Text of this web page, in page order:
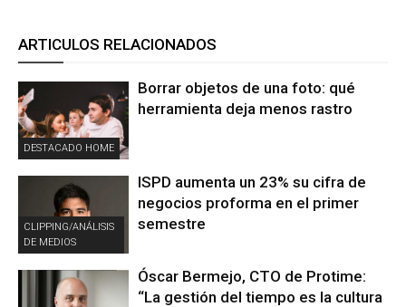
ARTICULOS RELACIONADOS
DESTACADO HOME
Borrar objetos de una foto: qué
herramienta deja menos rastro
CLIPPING/ANÁLISIS
DE MEDIOS
ISPD aumenta un 23% su cifra de
negocios proforma en el primer
semestre
Óscar Bermejo, CTO de Protime:
“La gestión del tiempo es la cultura